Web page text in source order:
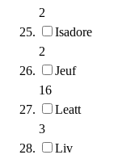
2
Isadore
2
Jeuf
16
Leatt
3
Liv